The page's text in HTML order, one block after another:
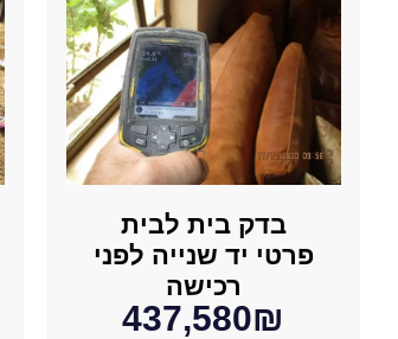
בדק בית לבית
פרטי יד שנייה לפני
רכישה
437,580₪